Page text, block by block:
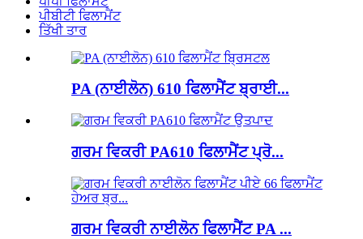
ਪੀਬੀਟੀ ਫਿਲਾਮੈਂਟ
ਤਿੱਖੀ ਤਾਰ
PA (ਨਾਈਲੋਨ) 610 ਫਿਲਾਮੈਂਟ ਬ੍ਰਾਈ...
ਗਰਮ ਵਿਕਰੀ PA610 ਫਿਲਾਮੈਂਟ ਪ੍ਰੋ...
ਗਰਮ ਵਿਕਰੀ ਨਾਈਲੋਨ ਫਿਲਾਮੈਂਟ PA ...